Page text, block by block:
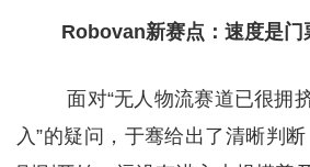
Robovan新赛点：速度是门
面对“无人物流赛道已很拥
入”的疑问，于骞给出了清晰判